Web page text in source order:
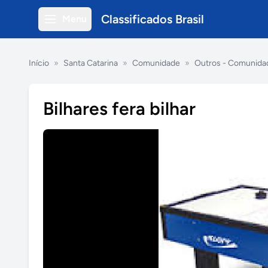
Classificados Brasil
Início » Santa Catarina » Comunidade » Outros -
Bilhares fera bilhar